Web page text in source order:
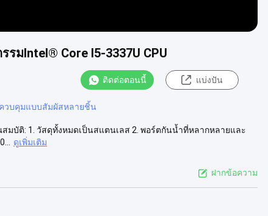
มIntel® Core I5-3337U CPU
ติดต่อตอนนี้ แบ่งปัน
วบคุมแบบสัมผัสหลายชิ้น
มบัติ: 1. วัสดุทั้งหมดเป็นสแตนเลส 2. พอร์ตกันน้ำที่หลากหลายและ
ดูเพิ่มเติม
ฝากข้อความ